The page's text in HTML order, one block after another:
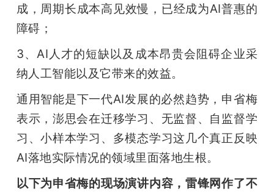
成，周期长成本高见效慢，已经成为AI普惠的
障碍；
3、AI人才的短缺以及成本昂贵会阻碍企业采
纳人工智能以及它带来的效益。
通用智能是下一代AI发展的必然趋势，申省梅
表示，澎思会在迁移学习、无监督、自监督学
习、小样本学习、多模态学习这几个真正反映
AI落地实际情况的领域里面落地生根。
以下为申省梅的现场演讲内容，雷锋网作了不